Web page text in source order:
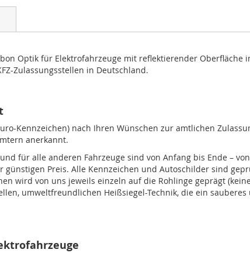
Optik für Elektrofahrzeuge mit reflektierender
Zulassungsstellen in Deutschland.
Kennzeichen) nach Ihren Wünschen zur amtlichen
anerkannt.
für alle anderen Fahrzeuge sind von Anfang bis Ende –
Preis. Alle Kennzeichen und Autoschilder sind
wird von uns jeweils einzeln auf die Rohlinge geprägt
umweltfreundlichen Heißsiegel-Technik, die ein